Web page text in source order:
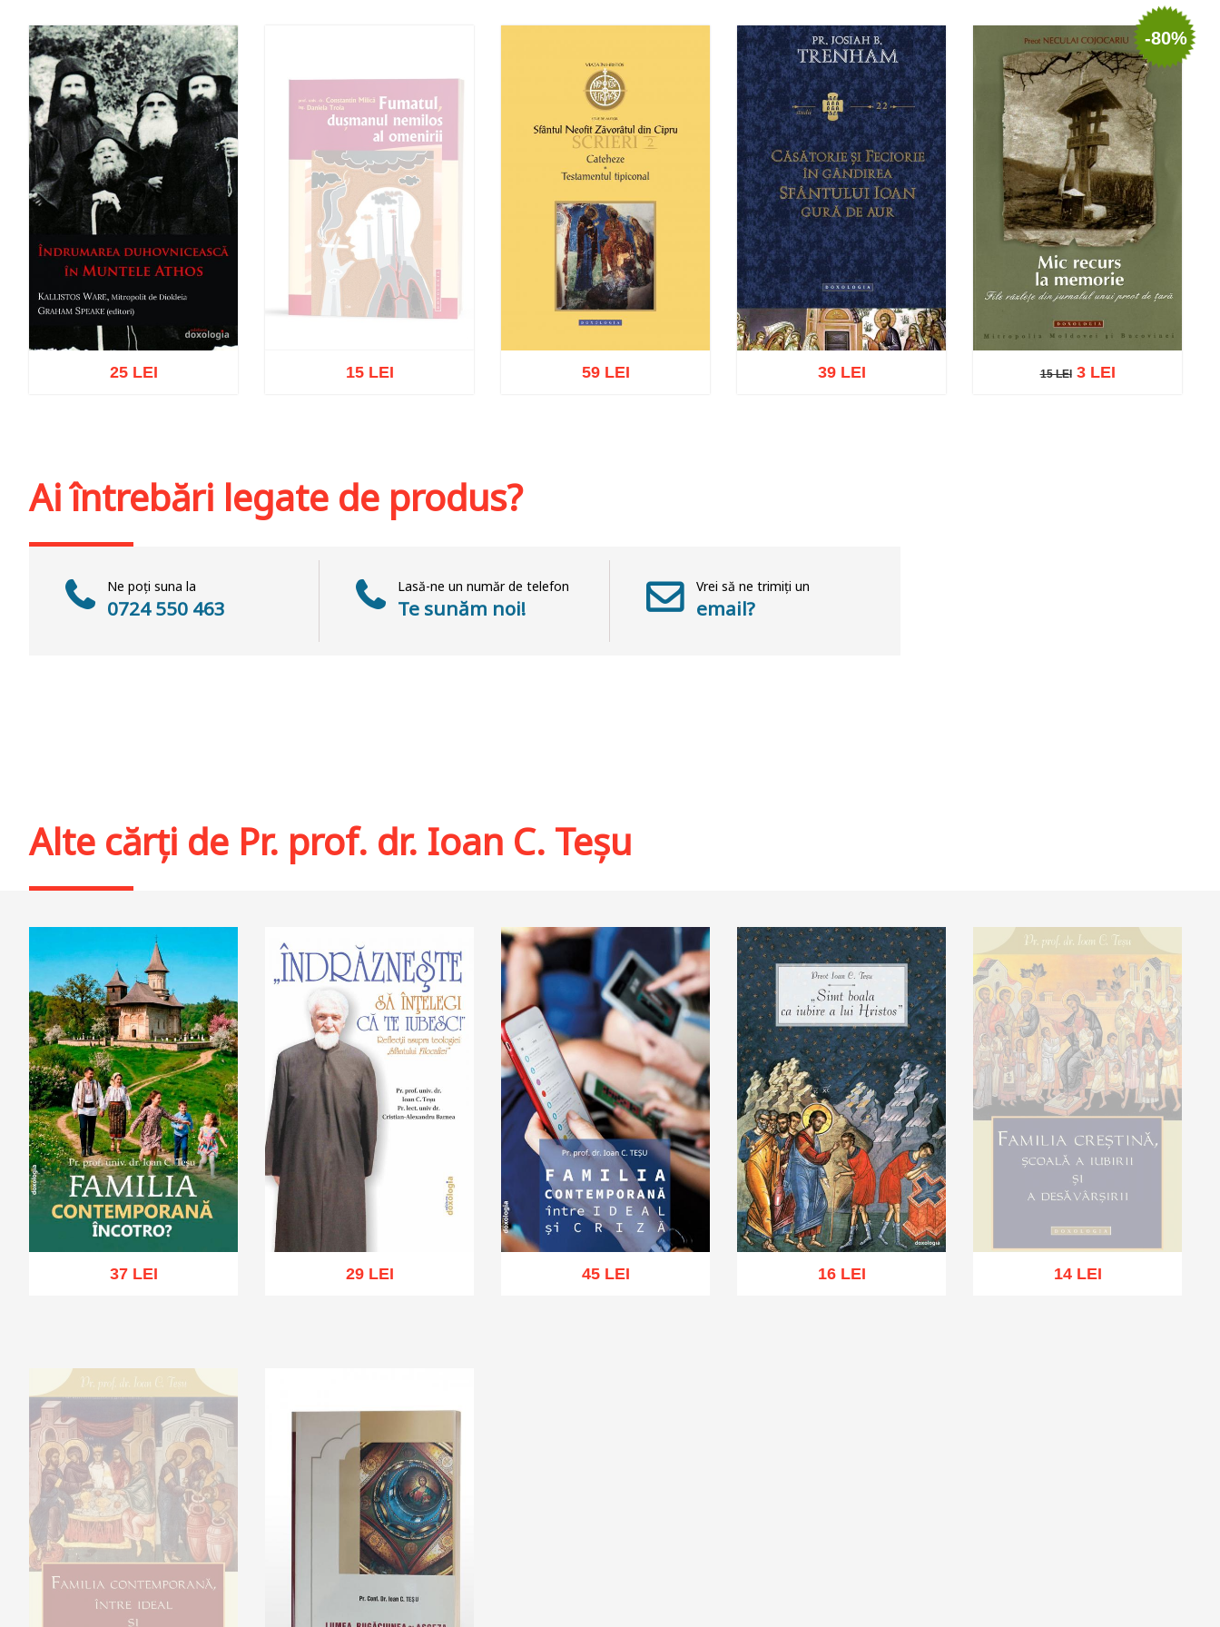
25 LEI 15 LEI 59 LEI 39 LEI
-80%
15 LEI3 LEI
Ai întrebări legate de produs?
Ne poți suna la
0724 550 463
Lasă-ne un număr de telefon
Te sunăm noi!
Vrei să ne trimiți un
email?
Alte cărți de Pr. prof. dr. Ioan C. Teşu
Adaugă în coș Wishlist
37 LEI 29 LEI 45 LEI 16 LEI 14 LEI